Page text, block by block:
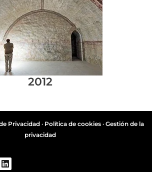
2012
Privacidad· Política de cookies· Gestión de la
privacidad